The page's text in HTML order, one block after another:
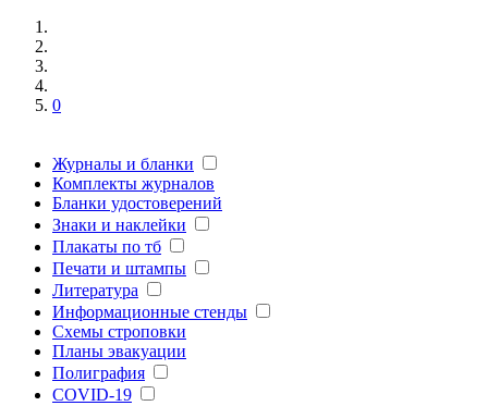
0
Журналы и бланки
Комплекты журналов
Бланки удостоверений
Знаки и наклейки
Плакаты по тб
Печати и штампы
Литература
Информационные стенды
Схемы строповки
Планы эвакуации
Полиграфия
COVID-19